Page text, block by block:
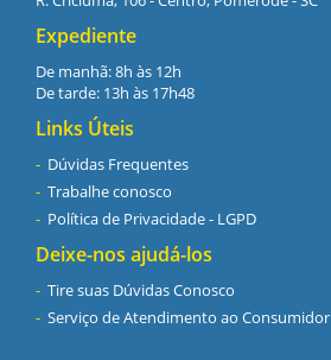
Expediente
De manhã: 8h às 12h
De tarde: 13h às 17h48
Links Úteis
Dúvidas Frequentes
Trabalhe conosco
Política de Privacidade - LGPD
Deixe-nos ajudá-los
Tire suas Dúvidas Conosco
Serviço de Atendimento ao Consumidor